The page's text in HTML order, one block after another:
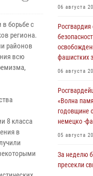
борьбе с
региона.
районов
всю
8 класса
в
06 августа
фашистких
06 августа
«Волна
годовщине
немецко
05 августа
За неделю
пресекли